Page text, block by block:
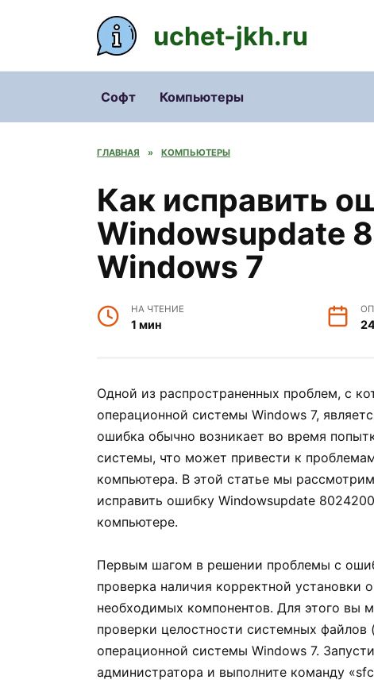
uchet-jkh.ru
Софт Компьютеры
ГЛАВНАЯ » КОМПЬЮТЕРЫ
Как исправить
Windowsupdate
Windows 7
НА ЧТЕНИЕ
1 мин
Одной из распространенных проблем, с
операционной системы Windows 7,
ошибка обычно возникает во время
системы, что может привести к
компьютера. В этой статье мы
исправить ошибку Windowsupdate
компьютере.
Первым шагом в решении проблемы с
проверка наличия корректной установки
необходимых компонентов. Для этого вы
проверки целостности системных
операционной системы Windows 7.
администратора и выполните команду